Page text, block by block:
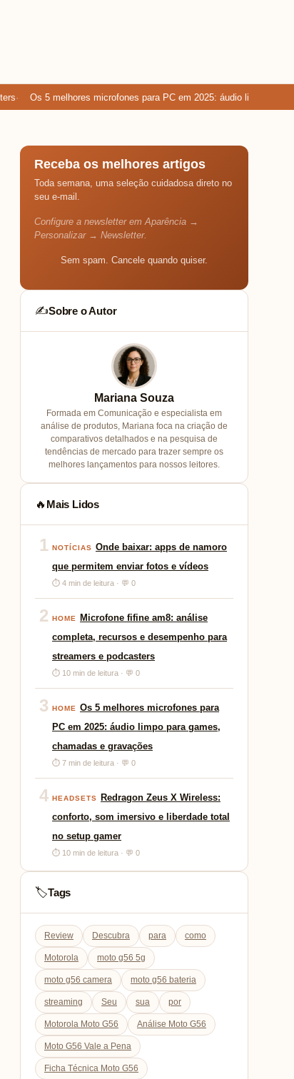
Os 5 melhores microfones para PC em 2025: áudio limpo para
Receba os melhores artigos
Toda semana, uma seleção cuidadosa direto no
seu e-mail.
Configure a newsletter em Aparência →
Personalizar → Newsletter.
Sem spam. Cancele quando quiser.
✍️Sobre o Autor
Mariana Souza
Formada em Comunicação e especialista em
análise de produtos, Mariana foca na criação de
comparativos detalhados e na pesquisa de
tendências de mercado para trazer sempre os
melhores lançamentos para nossos leitores.
🔥 Mais Lidos
1 NOTÍCIAS Onde baixar: apps de namoro
que permitem enviar fotos e vídeos
⏱ 4 min de leitura · 💬 0
2 HOME
Microfone fifine am8: análise
completa, recursos e desempenho para
streamers e podcasters
⏱ 10 min de leitura · 💬 0
3 HOME
Os 5 melhores microfones para
PC em 2025: áudio limpo para games,
chamadas e gravações
⏱ 7 min de leitura · 💬 0
4 HEADSETS
Redragon Zeus X Wireless:
conforto, som imersivo e liberdade total
no setup gamer
⏱ 10 min de leitura · 💬 0
🏷️Tags
Review Descubra para como
Motorola moto g56 5g
moto g56 camera moto g56 bateria
streaming Seu sua por
Motorola Moto G56 Análise Moto G56
Moto G56 Vale a Pena
Ficha Técnica Moto G56